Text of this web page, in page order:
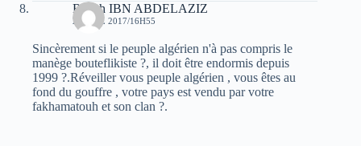
Rabah IBN ABDELAZIZ
2 AVRIL 2017/16H55
Sincèrement si le peuple algérien n'à pas compris le
manège bouteflikiste ?, il doit être endormis depuis
1999 ?.Réveiller vous peuple algérien , vous êtes au
fond du gouffre , votre pays est vendu par votre
fakhamatouh et son clan ?.